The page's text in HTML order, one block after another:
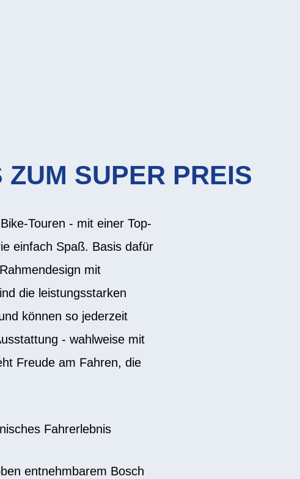
SUPER PREIS
Touren - mit einer Top-
einfach Spaß. Basis dafür
mit
die leistungsstarken
können so jederzeit
- wahlweise mit
Freude am Fahren, die
Fahrerlebnis
entnehmbarem Bosch